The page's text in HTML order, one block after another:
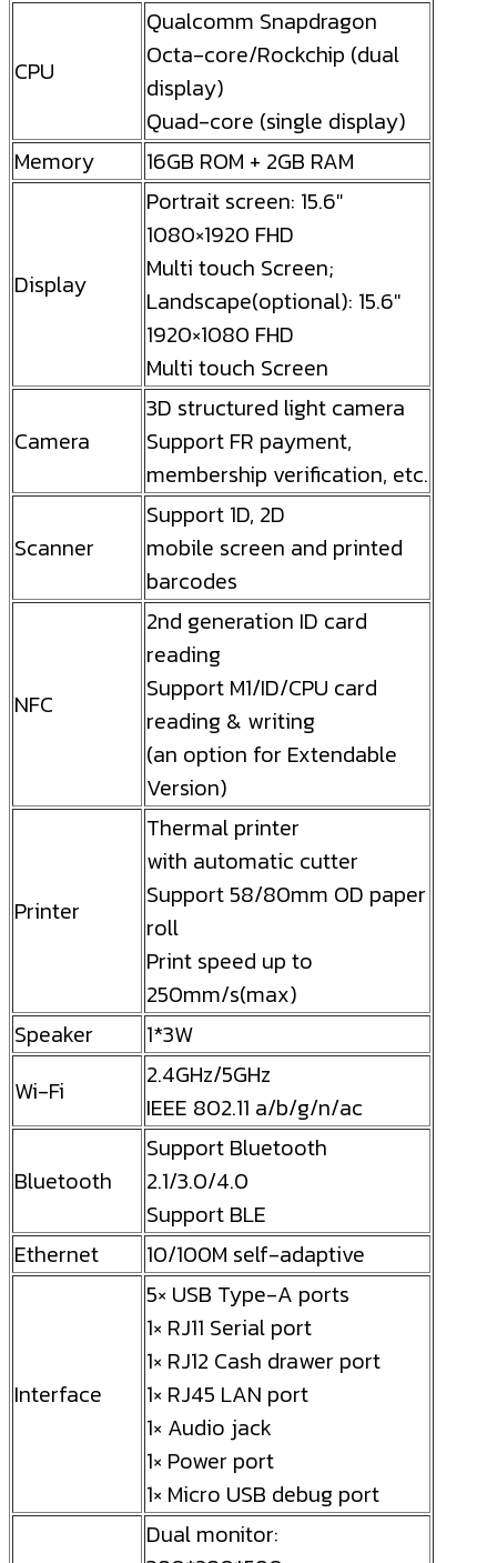
CPU
Qualcomm Snapdragon
Octa-core/Rockchip (dual
display)
Quad-core (single display)
Memory
16GB ROM + 2GB RAM
Display
Portrait screen: 15.6″
1080×1920 FHD
Multi touch Screen;
Landscape(optional): 15.6″
1920×1080 FHD
Multi touch Screen
Camera
3D structured light camera
Support FR payment,
membership verification, etc.
Scanner
Support 1D, 2D
mobile screen and printed
barcodes
NFC
2nd generation ID card
reading
Support M1/ID/CPU card
reading & writing
(an option for Extendable
Version)
Printer
Thermal printer
with automatic cutter
Support 58/80mm OD paper
roll
Print speed up to
250mm/s(max)
Speaker
1*3W
Wi-Fi
2.4GHz/5GHz
IEEE 802.11 a/b/g/n/ac
Bluetooth
Support Bluetooth
2.1/3.0/4.0
Support BLE
Ethernet
10/100M self-adaptive
Interface
5× USB Type-A ports
1× RJ11 Serial port
1× RJ12 Cash drawer port
1× RJ45 LAN port
1× Audio jack
1× Power port
1× Micro USB debug port
Dual monitor: